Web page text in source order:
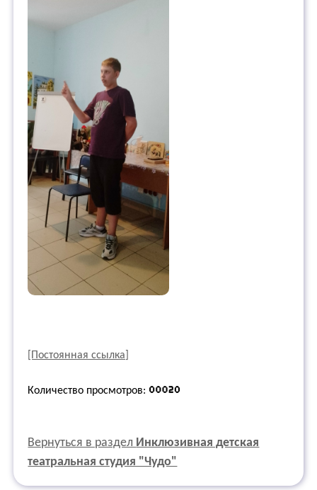
[Постоянная ссылка]
Количество просмотров:
Вернуться в раздел Инклюзивная детская
театральная студия "Чудо"